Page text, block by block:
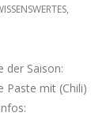
,
der Saison:
Paste mit (Chili)